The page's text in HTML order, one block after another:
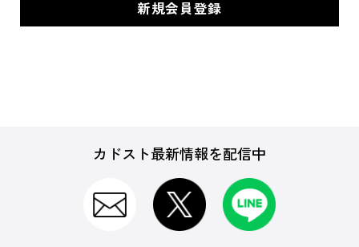
カドスト最新情報を配信中